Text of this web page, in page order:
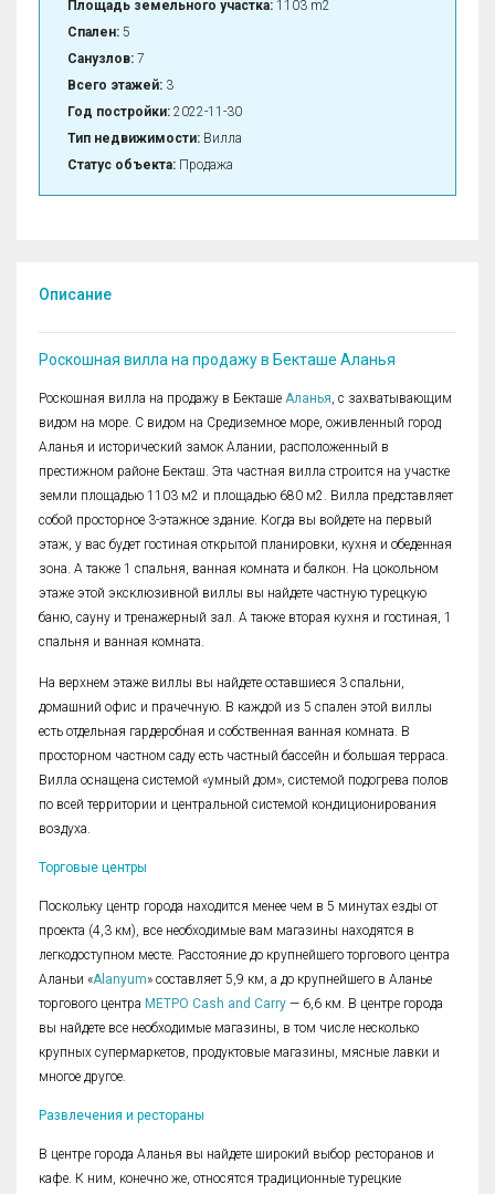
Площадь земельного участка: 1103 m2
Спален: 5
Санузлов: 7
Всего этажей: 3
Год постройки: 2022-11-30
Тип недвижимости: Вилла
Статус объекта: Продажа
Описание
Роскошная вилла на продажу в Бекташе Аланья
Роскошная вилла на продажу в Бекташе Аланья, с захватывающим
видом на море. С видом на Средиземное море, оживленный город
Аланья и исторический замок Алании, расположенный в
престижном районе Бекташ. Эта частная вилла строится на участке
земли площадью 1103 м2 и площадью 680 м2. Вилла представляет
собой просторное 3-этажное здание. Когда вы войдете на первый
этаж, у вас будет гостиная открытой планировки, кухня и обеденная
зона. А также 1 спальня, ванная комната и балкон. На цокольном
этаже этой эксклюзивной виллы вы найдете частную турецкую
баню, сауну и тренажерный зал. А также вторая кухня и гостиная, 1
спальня и ванная комната.
На верхнем этаже виллы вы найдете оставшиеся 3 спальни,
домашний офис и прачечную. В каждой из 5 спален этой виллы
есть отдельная гардеробная и собственная ванная комната. В
просторном частном саду есть частный бассейн и большая терраса.
Вилла оснащена системой «умный дом», системой подогрева полов
по всей территории и центральной системой кондиционирования
воздуха.
Торговые центры
Поскольку центр города находится менее чем в 5 минутах езды от
проекта (4,3 км), все необходимые вам магазины находятся в
легкодоступном месте. Расстояние до крупнейшего торгового центра
Аланьи «Alanyum» составляет 5,9 км, а до крупнейшего в Аланье
торгового центра МЕТРО Cash and Carry — 6,6 км. В центре города
вы найдете все необходимые магазины, в том числе несколько
крупных супермаркетов, продуктовые магазины, мясные лавки и
многое другое.
Развлечения и рестораны
В центре города Аланья вы найдете широкий выбор ресторанов и
кафе. К ним, конечно же, относятся традиционные турецкие